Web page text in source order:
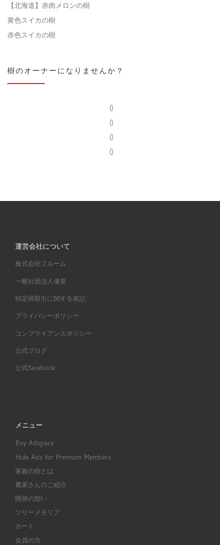
【北海道】赤肉メロンの樹
黄色スイカの樹
赤色スイカの樹
樹のオーナーになりませんか？
()
()
()
()
運営会社について
株式会社フルーム
一般社団法人優里
特定商取引に関する表記
プライバシーポリシー
コンプライアンスポリシー
公式ブログ
公式facebook
メニュー
Buy Adspace
Hide Ads for Premium Members
家族の樹とは
農家さんのご紹介
開発の想い
ツリーメモリア
カート
会員の方